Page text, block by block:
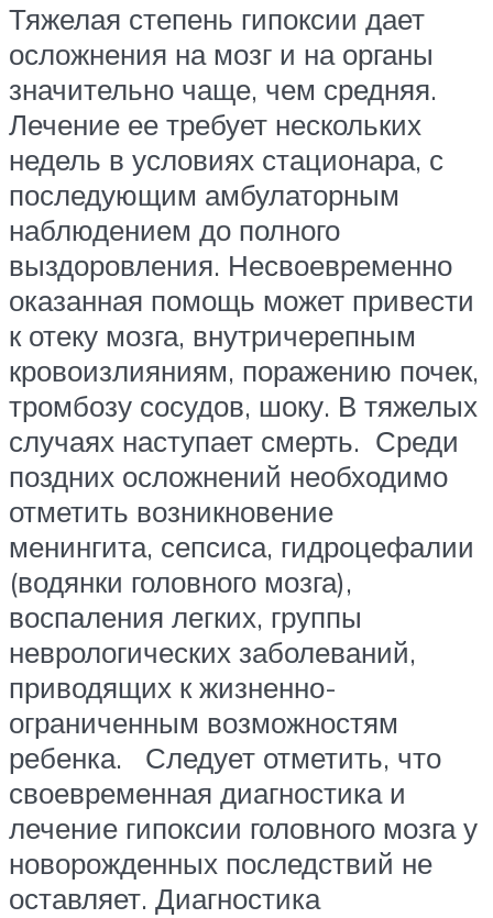
Тяжелая степень гипоксии дает
осложнения на мозг и на органы
значительно чаще, чем средняя.
Лечение ее требует нескольких
недель в условиях стационара, с
последующим амбулаторным
наблюдением до полного
выздоровления. Несвоевременно
оказанная помощь может привести
к отеку мозга, внутричерепным
кровоизлияниям, поражению почек,
тромбозу сосудов, шоку. В тяжелых
случаях наступает смерть. Среди
поздних осложнений необходимо
отметить возникновение
менингита, сепсиса, гидроцефалии
(водянки головного мозга),
воспаления легких, группы
неврологических заболеваний,
приводящих к жизненно-
ограниченным возможностям
ребенка. Следует отметить, что
своевременная диагностика и
лечение гипоксии головного мозга у
новорожденных последствий не
оставляет. Диагностика